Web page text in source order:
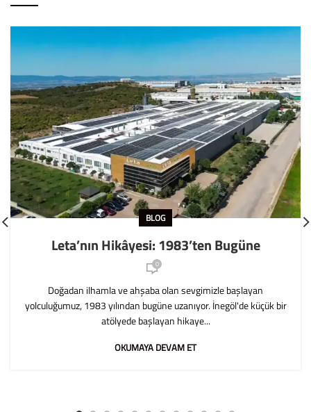
BLOG
Leta’nın Hikâyesi: 1983’ten Bugüne
0
Doğadan ilhamla ve ahşaba olan sevgimizle başlayan
yolculuğumuz, 1983 yılından bugüne uzanıyor. İnegöl'de küçük bir
atölyede başlayan hikaye...
OKUMAYA DEVAM ET